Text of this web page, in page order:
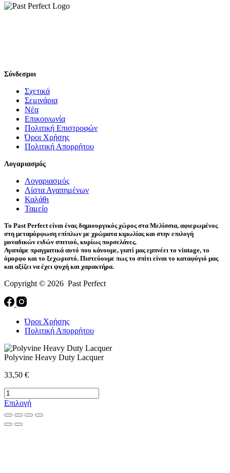
Σύνδεσμοι
Σχετικά
Σεμινάρια
Νέα
Επικοινωνία
Πολιτική Επιστροφών
Όροι Χρήσης
Πολιτική Απορρήτου
Λογαριασμός
Λογαριασμός
Λίστα Αγαπημένων
Καλάθι
Ταμείο
Το Past Perfect είναι ένας δημιουργικός χώρος στα Μελίσσια, αφιερωμένος
στη μεταμόρφωση επίπλων με χρώματα κιμωλίας και στην επιλογή
μοναδικών ειδών σπιτιού, κυρίως πορσελάνες.
Αγαπάμε πραγματικά αυτό που κάνουμε, γιατί μας εμπνέει το vintage, το
όμορφο και το ξεχωριστό. Πιστεύουμε πως το σπίτι είναι το καταφύγιό μας
και αξίζει να έχει ψυχή και χαρακτήρα.
Copyright © 2026 Past Perfect
Όροι Χρήσης
Πολιτική Απορρήτου
Polyvine Heavy Duty Lacquer
33,50 €
Polyvine
Heavy
Lacquer
ποσότητα
ΕπιλογήΑυτό
το